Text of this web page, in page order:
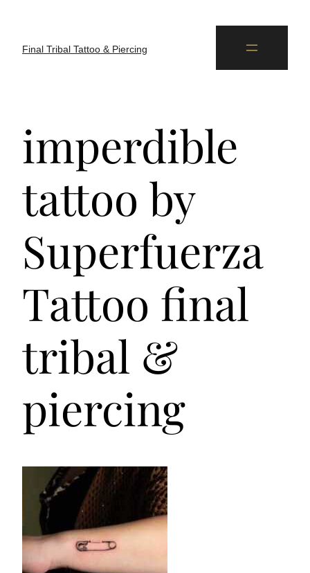
Final Tribal Tattoo & Piercing
imperdible
tattoo by
Superfuerza
Tattoo final
tribal &
piercing